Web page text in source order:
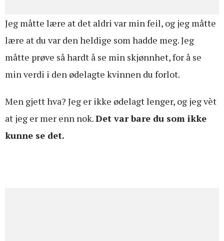
Jeg måtte lære at det aldri var min feil, og jeg måtte
lære at du var den heldige som hadde meg. Jeg
måtte prøve så hardt å se min skjønnhet, for å se
min verdi i den ødelagte kvinnen du forlot.
Men gjett hva? Jeg er ikke ødelagt lenger, og jeg vèt
at jeg er mer enn nok.Det var bare du som ikke
kunne se det.